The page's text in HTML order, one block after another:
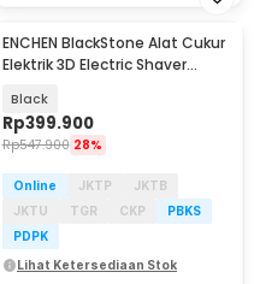
ENCHEN BlackStone Alat Cukur
Elektrik 3D Electric Shaver
Black
Rp399.900
Rp547.900 28%
Online JKTP
JKTB
JKTU
TGR CKP
PBKS
PDPK
Lihat Ketersediaan Stok